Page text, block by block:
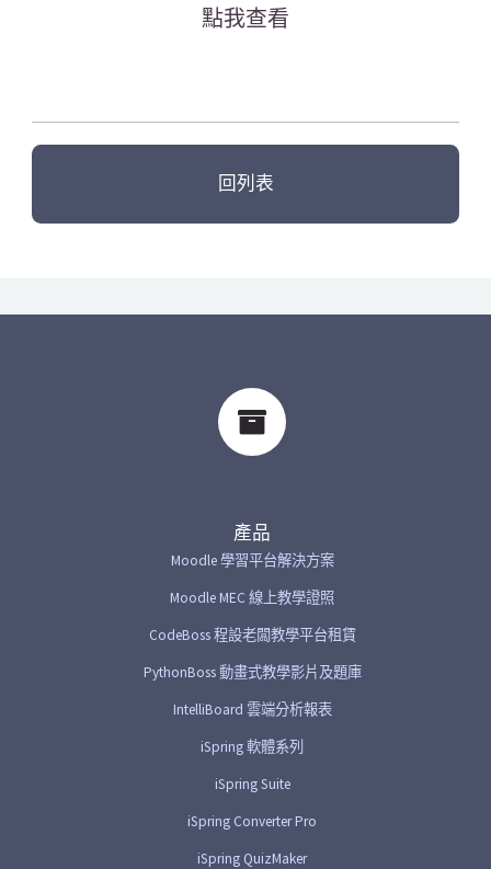
點我查看
回列表
產品
Moodle 學習平台解決方案
Moodle MEC 線上教學證照
CodeBoss 程設老闆教學平台租賃
PythonBoss 動畫式教學影片及題庫
IntelliBoard 雲端分析報表
iSpring 軟體系列
iSpring Suite
iSpring Converter Pro
iSpring QuizMaker